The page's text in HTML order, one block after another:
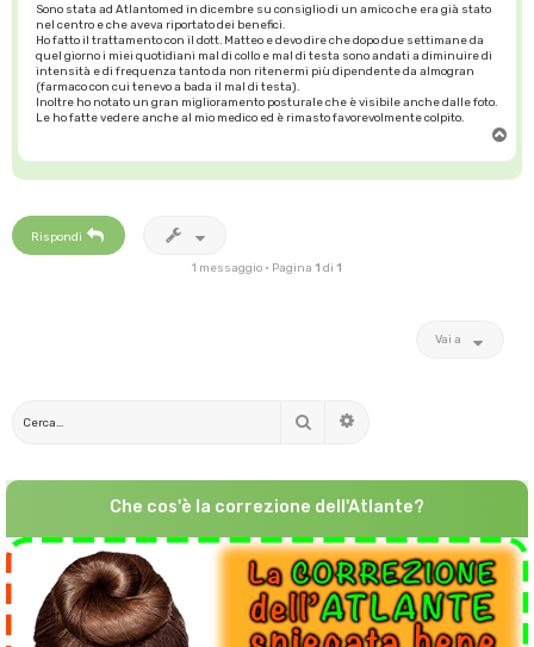
Sono stata ad Atlantomed in dicembre su consiglio di un amico che era già stato
nel centro e che aveva riportato dei benefici.
Ho fatto il trattamento con il dott. Matteo e devo dire che dopo due settimane da
quel giorno i miei quotidiani mal di collo e mal di testa sono andati a diminuire di
intensità e di frequenza tanto da non ritenermi più dipendente da almogran
(farmaco con cui tenevo a bada il mal di testa).
Inoltre ho notato un gran miglioramento posturale che è visibile anche dalle foto.
Le ho fatte vedere anche al mio medico ed è rimasto favorevolmente colpito.
p
Rispondi
1 messaggio • Pagina 1 di 1
Vai a
Cerca
Che cos'è la correzione dell'Atlante?